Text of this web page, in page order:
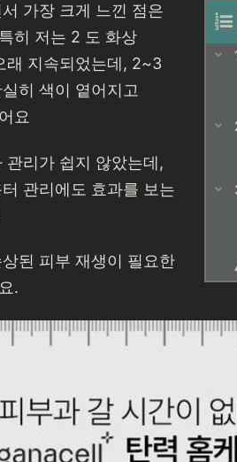
가장 크게 느낀 점은
히 저는 2 도 화상
래 지속되었는데, 2~3
히 색이 옅어지고
요
관리가 쉽지 않았는데,
관리에도 효과를 보는
된 피부 재생이 필요한
.